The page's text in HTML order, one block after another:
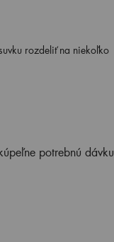
rozdeliť na niekoľko
potrebnú dávku